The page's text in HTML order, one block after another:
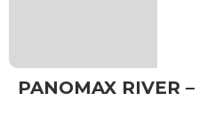
PANOMAX RIVER